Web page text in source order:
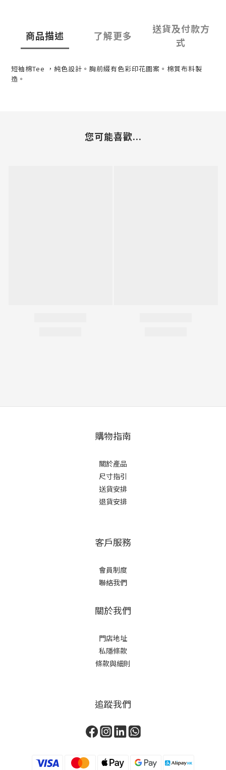
商品描述 了解更多
送貨及付款方
式
短袖棉Tee ，純色設計。胸前綴有色彩印花圖案。棉質布料製
造。
您可能喜歡...
購物指南
關於產品
尺寸指引
送貨安排
退貨安排
客戶服務
會員制度
聯絡我們
關於我們
門店地址
私隱條款
條款與細則
追蹤我們